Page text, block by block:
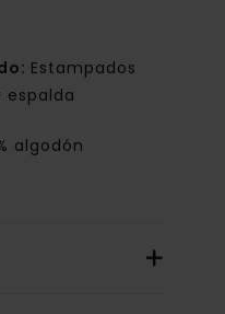
Estampados
espalda
algodón